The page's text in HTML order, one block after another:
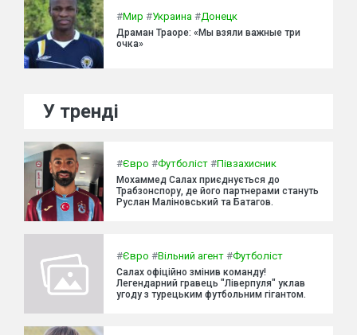
#Мир #Украина #Донецк
Драман Траоре: «Мы взяли важные три
очка»
У тренді
#Євро #Футболіст #Півзахисник
Мохаммед Салах приєднується до
Трабзонспору, де його партнерами стануть
Руслан Маліновський та Батагов.
#Євро #Вільний агент #Футболіст
Салах офіційно змінив команду!
Легендарний гравець "Ліверпуля" уклав
угоду з турецьким футбольним гігантом.